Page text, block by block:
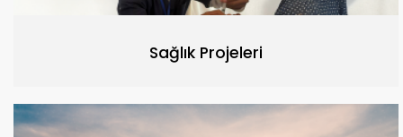
Sağlık Projeleri